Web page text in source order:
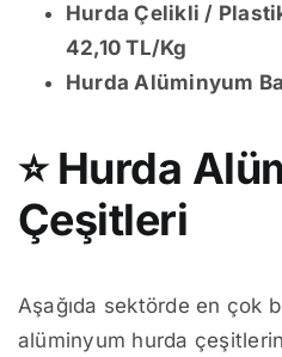
Hurda Çelikli /
42,10 TL/Kg
Hurda Alüminyum
⭐Hurda
Çeşitleri
Aşağıda sektörde en çok
alüminyum hurda